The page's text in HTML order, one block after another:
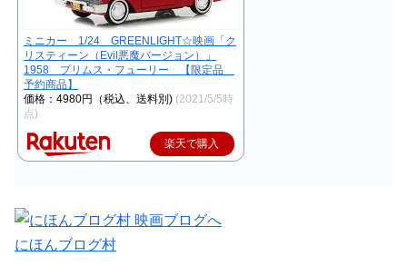
ミニカー 1/24 GREENLIGHT☆映画「ク
リスティーン（Evil悪魔バージョン）」
1958 プリムス・フューリー 【限定品
予約商品】
価格：4980円（税込、送料別) (2021/5/5時
点)
楽天で購入
にほんブログ村